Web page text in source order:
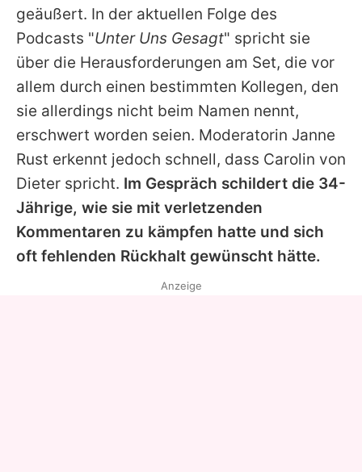
Redaktionelle Richtlinien
Impressum
Datenschutzerklärung
Nutzungsbedingungen
Utiq verwalten
geäußert. In der aktuellen Folge des
Podcasts "Unter Uns Gesagt" spricht sie
über die Herausforderungen am Set, die vor
allem durch einen bestimmten Kollegen, den
sie allerdings nicht beim Namen nennt,
erschwert worden seien. Moderatorin Janne
Rust erkennt jedoch schnell, dass Carolin von
Dieter spricht. Im Gespräch schildert die 34-
Jährige, wie sie mit verletzenden
Kommentaren zu kämpfen hatte und sich
oft fehlenden Rückhalt gewünscht hätte.
Anzeige